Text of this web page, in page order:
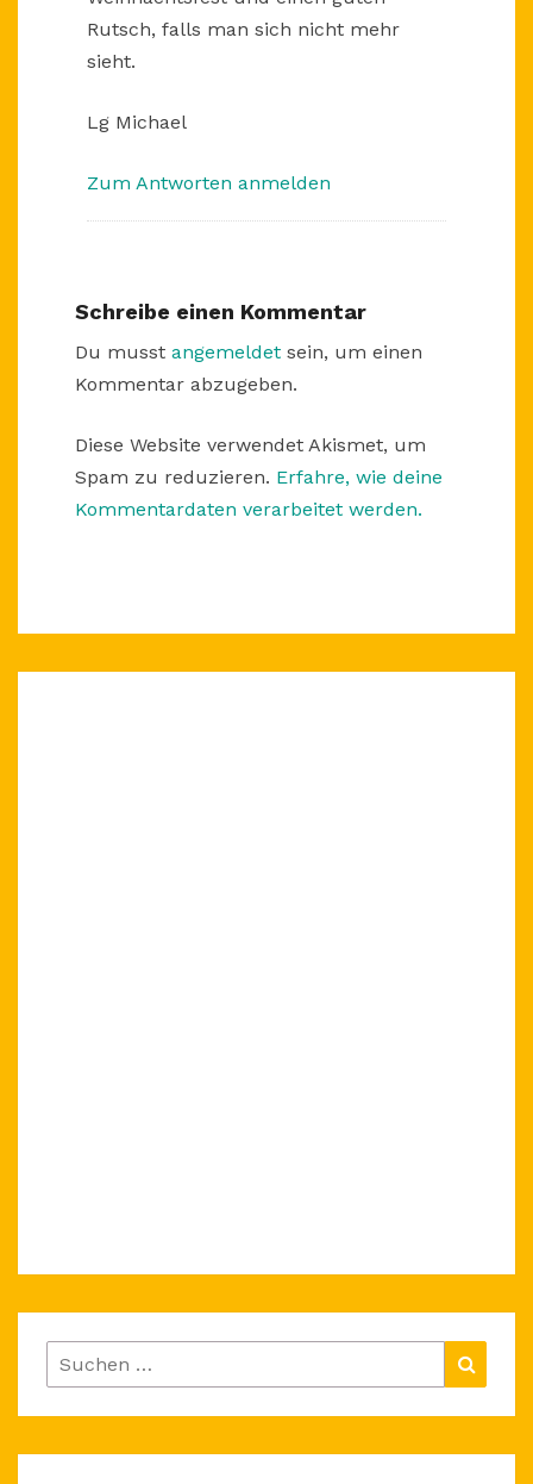
Rutsch, falls man sich nicht mehr
sieht.
Lg Michael
Zum Antworten anmelden
Schreibe einen Kommentar
Du musst angemeldet sein, um einen
Kommentar abzugeben.
Diese Website verwendet Akismet, um
Spam zu reduzieren. Erfahre, wie deine
Kommentardaten verarbeitet werden.
Suchen
nach: